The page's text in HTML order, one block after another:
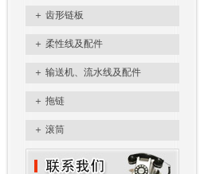
＋ 齿形链板
＋ 柔性线及配件
＋ 输送机、流水线及配件
＋ 拖链
＋ 滚筒